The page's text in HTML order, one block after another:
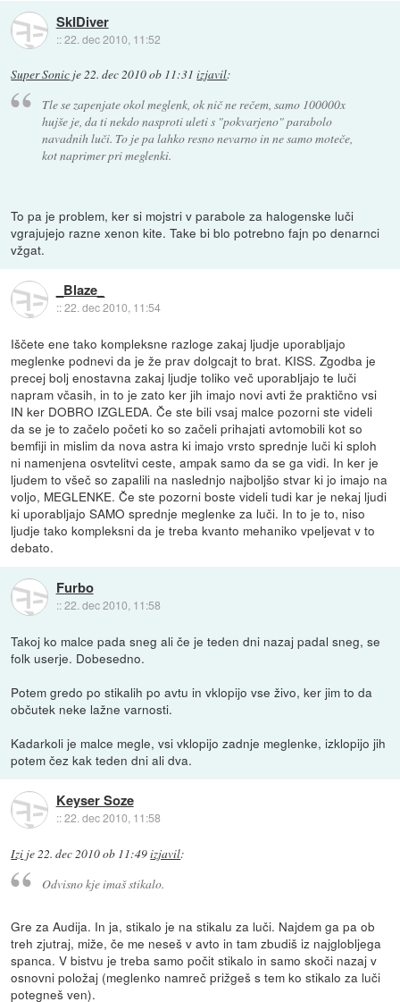
SkIDiver
::22. dec 2010, 11:52
Super Sonic je22. dec 2010 ob 11:31 izjavil:
Tle se zapenjate okol meglenk, ok nič ne rečem, samo 100000x
hujše je, da ti nekdo nasproti uleti s "pokvarjeno" parabolo
navadnih luči. To je pa lahko resno nevarno in ne samo moteče,
kot naprimer pri meglenki.
To pa je problem, ker si mojstri v parabole za halogenske luči
vgrajujejo razne xenon kite. Take bi blo potrebno fajn po denarnci
vžgat.
_Blaze_
::22. dec 2010, 11:54
Iščete ene tako kompleksne razloge zakaj ljudje uporabljajo
meglenke podnevi da je že prav dolgcajt to brat. KISS. Zgodba je
precej bolj enostavna zakaj ljudje toliko več uporabljajo te luči
napram včasih, in to je zato ker jih imajo novi avti že praktično vsi
IN ker DOBRO IZGLEDA. Če ste bili vsaj malce pozorni ste videli
da se je to začelo početi ko so začeli prihajati avtomobili kot so
bemfiji in mislim da nova astra ki imajo vrsto sprednje luči ki sploh
ni namenjena osvtelitvi ceste, ampak samo da se ga vidi. In ker je
ljudem to všeč so zapalili na naslednjo najboljšo stvar ki jo imajo na
voljo, MEGLENKE. Če ste pozorni boste videli tudi kar je nekaj ljudi
ki uporabljajo SAMO sprednje meglenke za luči. In to je to, niso
ljudje tako kompleksni da je treba kvanto mehaniko vpeljevat v to
debato.
Furbo
::22. dec 2010, 11:58
Takoj ko malce pada sneg ali če je teden dni nazaj padal sneg, se
folk userje. Dobesedno.
Potem gredo po stikalih po avtu in vklopijo vse živo, ker jim to da
občutek neke lažne varnosti.
Kadarkoli je malce megle, vsi vklopijo zadnje meglenke, izklopijo jih
potem čez kak teden dni ali dva.
Keyser Soze
::22. dec 2010, 11:58
Izi je22. dec 2010 ob 11:49izjavil:
Odvisno kje imaš stikalo.
Gre za Audija. In ja, stikalo je na stikalu za luči. Najdem ga pa ob
treh zjutraj, miže, če me neseš v avto in tam zbudiš iz najglobljega
spanca. V bistvu je treba samo počit stikalo in samo skoči nazaj v
osnovni položaj (meglenko namreč prižgeš s tem ko stikalo za luči
potegneš ven).